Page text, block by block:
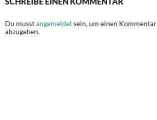
Du musstangemeldetsein, um einen Kommentar
abzugeben.